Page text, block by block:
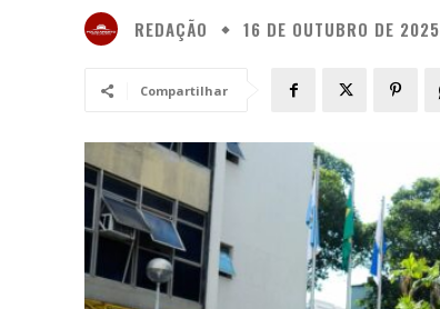
REDAÇÃO 16 DE OUTUBRO DE 2025
Compartilhar